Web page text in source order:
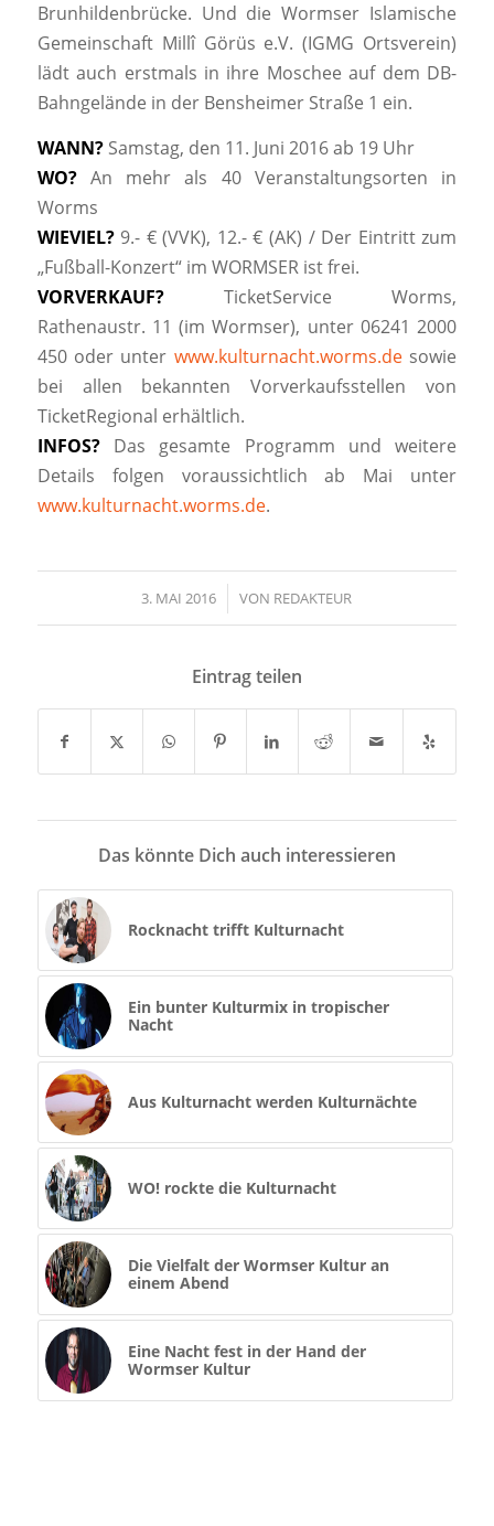
Brunhildenbrücke. Und die Wormser Islamische
Gemeinschaft Millî Görüs e.V. (IGMG Ortsverein)
lädt auch erstmals in ihre Moschee auf dem DB-
Bahngelände in der Bensheimer Straße 1 ein.
WANN?Samstag, den 11. Juni 2016 ab 19 Uhr
WO?An mehr als 40 Veranstaltungsorten in
Worms
WIEVIEL?9.- € (VVK), 12.- € (AK) / Der Eintritt zum
„Fußball-Konzert“ im WORMSER ist frei.
VORVERKAUF?TicketService Worms,
Rathenaustr. 11 (im Wormser), unter 06241 2000
450 oder unter www.kulturnacht.worms.desowie
bei allen bekannten Vorverkaufsstellen von
TicketRegional erhältlich.
INFOS?Das gesamte Programm und weitere
Details folgen voraussichtlich ab Mai unter
www.kulturnacht.worms.de.
3. MAI 2016
/ VON REDAKTEUR
Eintrag teilen
Das könnte Dich auch interessieren
Rocknacht trifft Kulturnacht
Ein bunter Kulturmix in tropischer
Nacht
Aus Kulturnacht werden Kulturnächte
WO! rockte die Kulturnacht
Die Vielfalt der Wormser Kultur an
einem Abend
Eine Nacht fest in der Hand der
Wormser Kultur